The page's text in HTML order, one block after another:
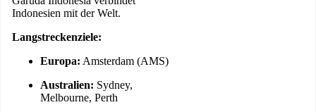
Indonesien mit der Welt.
Langstreckenziele:
Europa: Amsterdam (AMS)
Australien: Sydney,
Melbourne, Perth